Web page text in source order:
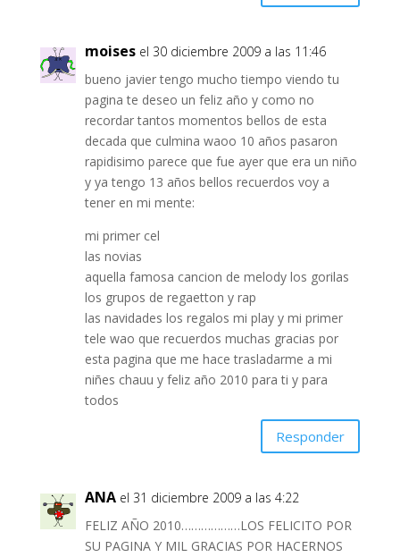
moises el 30 diciembre 2009 a las 11:46
bueno javier tengo mucho tiempo viendo tu
pagina te deseo un feliz año y como no
recordar tantos momentos bellos de esta
decada que culmina waoo 10 años pasaron
rapidisimo parece que fue ayer que era un niño
y ya tengo 13 años bellos recuerdos voy a
tener en mi mente:
mi primer cel
las novias
aquella famosa cancion de melody los gorilas
los grupos de regaetton y rap
las navidades los regalos mi play y mi primer
tele wao que recuerdos muchas gracias por
esta pagina que me hace trasladarme a mi
niñes chauu y feliz año 2010 para ti y para
todos
Responder
ANA el 31 diciembre 2009 a las 4:22
FELIZ AÑO 2010………………LOS FELICITO POR
SU PAGINA Y MIL GRACIAS POR HACERNOS